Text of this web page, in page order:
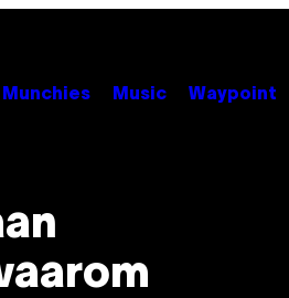
Munchies Music Waypoint